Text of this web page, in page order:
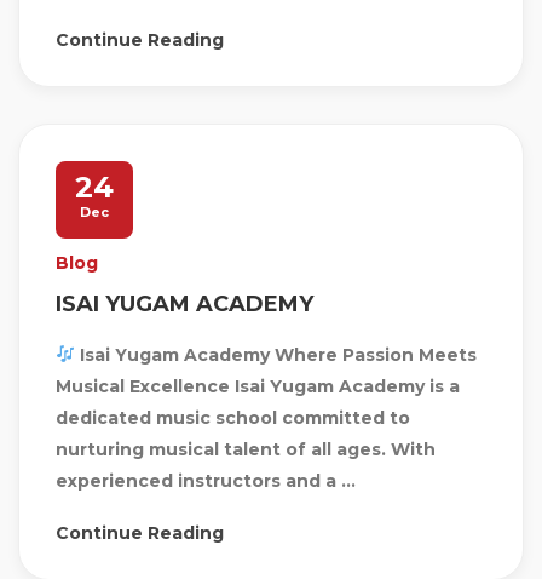
Continue Reading
24
Dec
Blog
ISAI YUGAM ACADEMY
Isai Yugam Academy Where Passion Meets
Musical Excellence Isai Yugam Academy is a
dedicated music school committed to
nurturing musical talent of all ages. With
experienced instructors and a ...
Continue Reading